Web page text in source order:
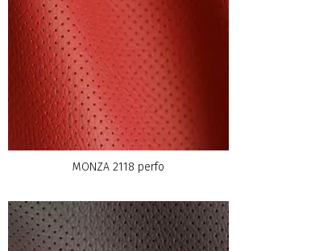
MONZA 2118 perfo